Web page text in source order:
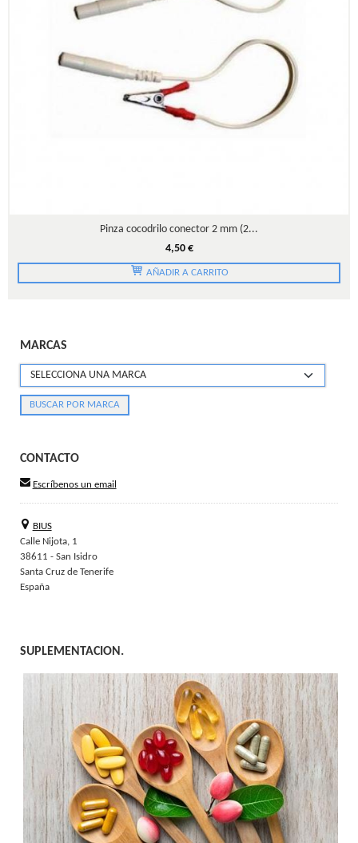
MARCAS
CONTACTO
Escríbenos un email
BIUS
Calle Nijota, 1
38611 - San Isidro
Santa Cruz de Tenerife
España
Pinza cocodrilo conector 2 mm (2...
4,50 €
AÑADIR A CARRITO
SUPLEMENTACION.